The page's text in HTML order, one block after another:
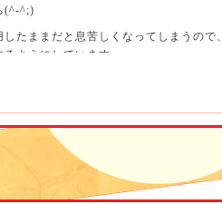
(^-^;)
したままだと息苦しくなってしまうので
ようにしています。
な水分補給を意識して下さいね。1時間
感染予防の為にサロンを中断されてい